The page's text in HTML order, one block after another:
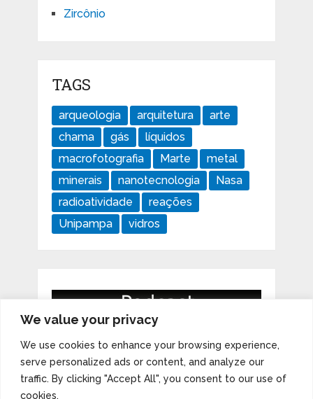
We value your privacy
We use cookies to enhance your browsing experience,
serve personalized ads or content, and analyze our
traffic. By clicking "Accept All", you consent to our use of
cookies.
Zircônio
TAGS
arqueologia arquitetura
arte
chama
gás
líquidos
macrofotografia
Marte
metal
minerais
nanotecnologia
Nasa
radioatividade
reações
Unipampa
vidros